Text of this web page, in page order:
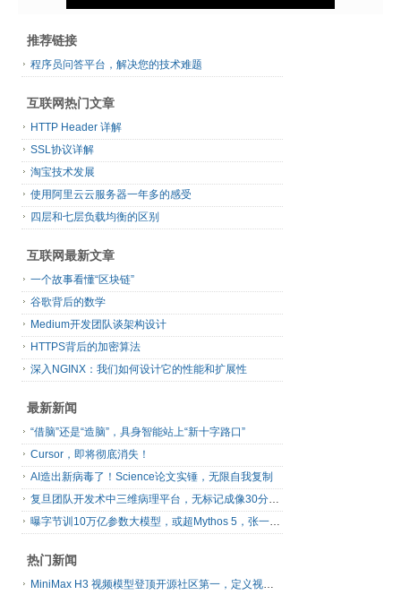
推荐链接
程序员问答平台，解决您的技术难题
互联网热门文章
HTTP Header 详解
SSL协议详解
淘宝技术发展
使用阿里云云服务器一年多的感受
四层和七层负载均衡的区别
互联网最新文章
一个故事看懂“区块链”
谷歌背后的数学
Medium开发团队谈架构设计
HTTPS背后的加密算法
深入NGINX：我们如何设计它的性能和扩展性
最新新闻
“借脑”还是“造脑”，具身智能站上“新十字路口”
Cursor，即将彻底消失！
AI造出新病毒了！Science论文实锤，无限自我复制
复旦团队开发术中三维病理平台，无标记成像30分钟出结果
曝字节训10万亿参数大模型，或超Mythos 5，张一鸣、梁汝波先后发声
热门新闻
MiniMax H3 视频模型登顶开源社区第一，定义视频模型领域“斩杀线”